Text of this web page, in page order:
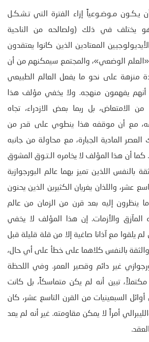
مـوضـوعياً إزاء الفترة التي تـشـكـل
يختلف في ذلك (ولصالحه من الناحية
المعتادين الذين كانوا يعتقدون
«العلم الوضعي»، والمجتمع سيمكنهم من أن
منزهة على نحو ما يفعل العالم الطبيعي
أنهم يفهمون منهجه. ولا يخفي مؤلف هذا
الامتعاض، بل ربما بعض الازدراء، تجاه
مع أن موقفه هذا ينطوي على قدر من
العصر المادية الجبارة، مع محاولة من جانبه
أن هذا المؤلف لا يخامره الـتـوق المشوق
بالنفس اللذين تميز بهما عالم البورجوازية
عشر، واللذان يغريان الكثيرين الذين يحنون
ينظرون إليه بعد قرن من الزمان من عالم
المآزق والأزمات. إن هذا المؤلف لا يخفي
يلقوا مع آذانا صاغية إلا من قلة قليلة قبل
والثقة بالنفس كلاهما على خطأ على أي حال،
غير دائم وقصير العمر. وفي اللحظة
مكتملاً، تبين أنه لم يكن متماسكاً، بل كانت
السبعينيات من القرن التاسع عشر، كان
أمراً لا يمكن مقاومته. غير أنه لم يعد